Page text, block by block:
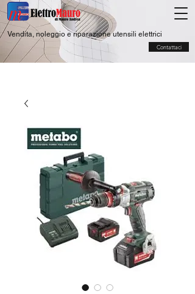
Vendita, noleggio e riparazione utensili elettrici
Contattaci